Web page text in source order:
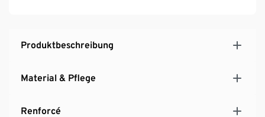
Produktbeschreibung
Material & Pflege
Renforcé